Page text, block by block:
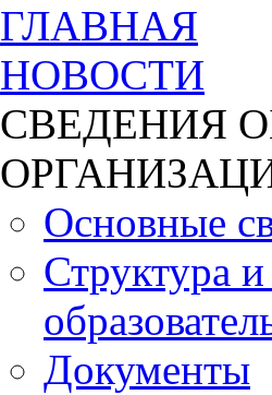
ГЛАВНАЯ
НОВОСТИ
СВЕДЕНИЯ
Основные
Структура
Документы